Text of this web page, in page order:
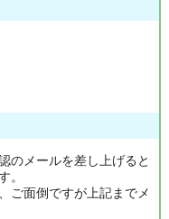
のメールを差し上げると
。
ご面倒ですが上記までメ